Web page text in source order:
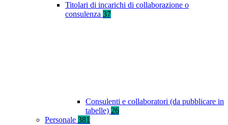
Titolari di incarichi di collaborazione o
consulenza 37
Consulenti e collaboratori (da pubblicare in
tabelle) 26
Personale 381